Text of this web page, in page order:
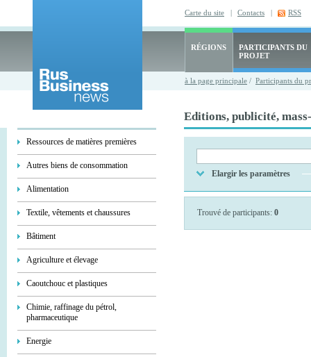
Carte du site | Contacts | RSS
RÉGIONS
PARTICIPANTS DU
PROJET
à la page principale / Participants du
Ressources de matières premières
Autres biens de consommation
Alimentation
Textile, vêtements et chaussures
Bâtiment
Agriculture et élevage
Caoutchouc et plastiques
Chimie, raffinage du pétrol,
pharmaceutique
Energie
Editions, publicité,
Elargir les paramètres
Trouvé de participants: 0